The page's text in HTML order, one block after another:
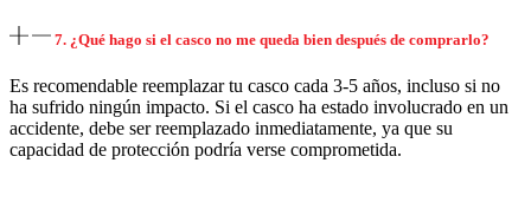
7. ¿Qué hago si el casco no me queda bien después de comprarlo?
Es recomendable reemplazar tu casco cada 3-5 años, incluso si no
ha sufrido ningún impacto. Si el casco ha estado involucrado en un
accidente, debe ser reemplazado inmediatamente, ya que su
capacidad de protección podría verse comprometida.